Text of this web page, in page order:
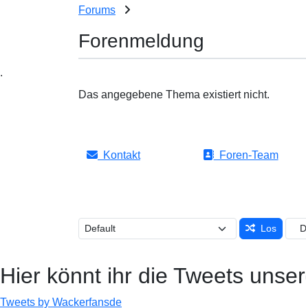
Forums
Forenmeldung
.
Das angegebene Thema existiert nicht.
Kontakt
Foren-Team
Los
Hier könnt ihr die Tweets
Tweets by Wackerfansde